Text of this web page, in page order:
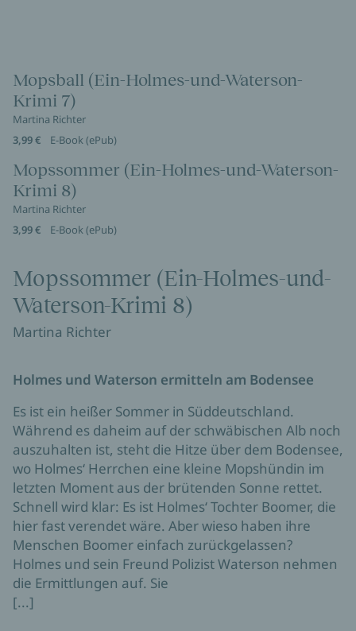
Mopsball (Ein-Holmes-und-Waterson-
Krimi 7)
Martina Richter
3,99 €
E-Book (ePub)